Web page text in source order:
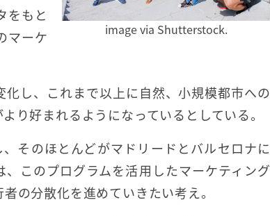
image via Shutterstock.
をもと
マーケ
し、これまで以上に自然、小規模都市への
り好まれるようになっているとしている。
そのほとんどがマドリードとバルセロナに
このプログラムを活用したマーケティング
の分散化を進めていきたい考え。